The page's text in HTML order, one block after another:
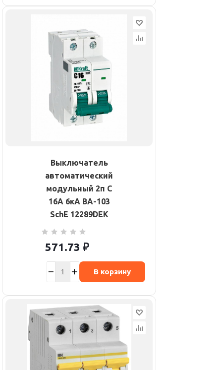
Выключатель
автоматический
модульный 2п C
16А 6кА ВА-103
SchE 12289DEK
571.73 ₽
В корзину